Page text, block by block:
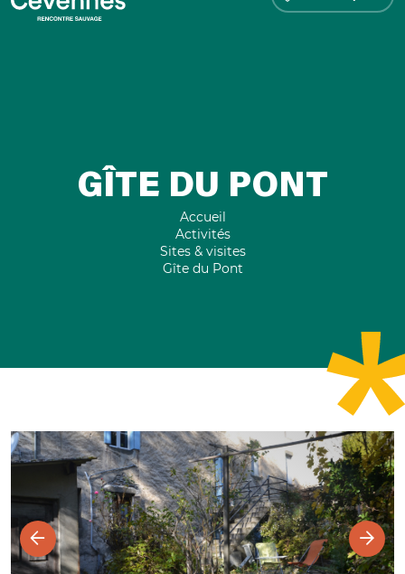
GÎTE DU PONT
Accueil
Activités
Sites & visites
Gîte du Pont